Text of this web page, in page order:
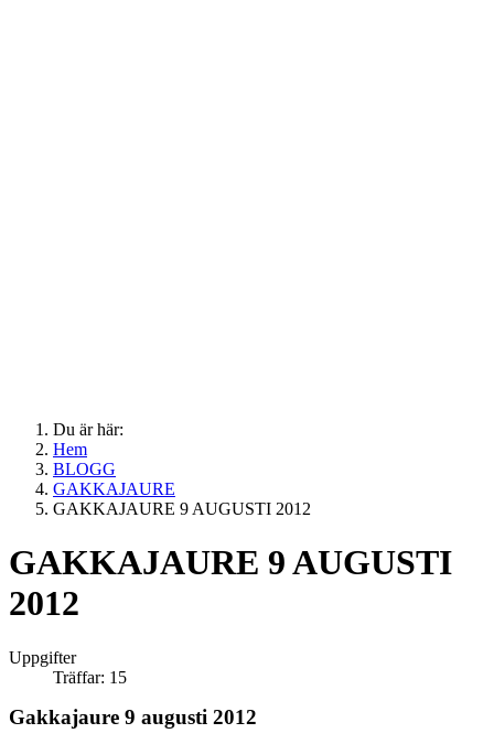
Du är här:
Hem
BLOGG
GAKKAJAURE
GAKKAJAURE 9 AUGUSTI 2012
GAKKAJAURE 9 AUGUSTI
2012
Uppgifter
Träffar: 15
Gakkajaure 9 augusti 2012